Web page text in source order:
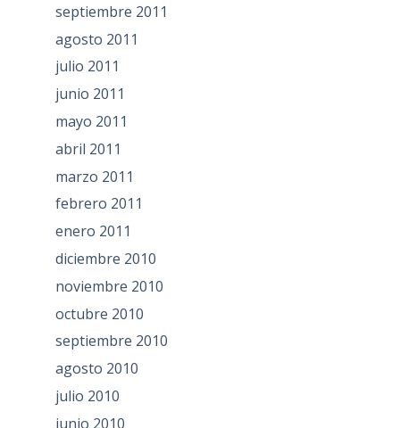
septiembre 2011
agosto 2011
julio 2011
junio 2011
mayo 2011
abril 2011
marzo 2011
febrero 2011
enero 2011
diciembre 2010
noviembre 2010
octubre 2010
septiembre 2010
agosto 2010
julio 2010
junio 2010